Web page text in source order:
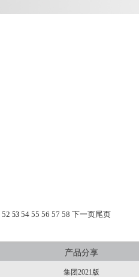
52 53 54 55 56 57 58 下一页尾页
产品分享
集团2021版